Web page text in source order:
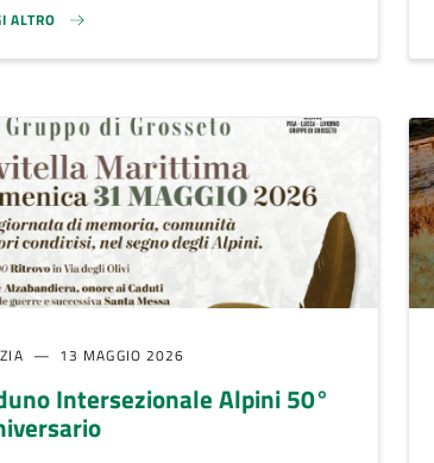
ALTRO - BAILA LATINO}
13 MAGGIO 2026
Intersezionale Alpini 50°